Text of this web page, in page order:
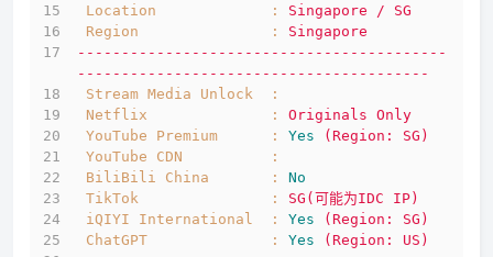
Location             :
Singapore /
SG
Region               :
Singapore
------------------------------------------
----------------------------------------
Stream Media Unlock  :
Netflix              :
Originals Only
YouTube Premium      :
Yes (Region:
SG)
YouTube CDN          :
BiliBili China       :
No
TikTok               :
SG(可能为IDC
IP)
iQIYI International  :
Yes (Region:
SG)
ChatGPT              :
Yes (Region:
US)